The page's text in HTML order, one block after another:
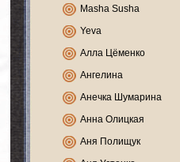
Masha Susha
Yeva
Алла Цёменко
Ангелина
Анечка Шумарина
Анна Олицкая
Аня Полищук